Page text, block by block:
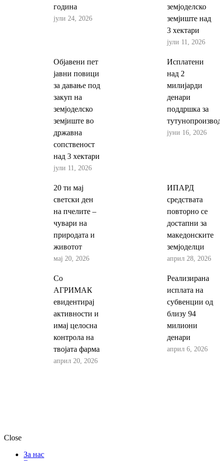
година
јули 24, 2026
земјоделско
земјиште над
3 хектари
јули 11, 2026
Објавени пет
јавни повици
за давање под
закуп на
земјоделско
земјиште во
државна
сопственост
над 3 хектари
јули 11, 2026
Исплатени
над 2
милијарди
денари
поддршка за
јуни 16, 2026
20 ти мај
светски ден
на пчелите –
чувари на
природата и
животот
мај 20, 2026
ИПАРД
средствата
повторно се
достапни за
македонските
земјоделци
април 28, 2026
Со
АГРИМАК
евидентирај
активности и
имај целосна
контрола на
твојата фарма
април 20, 2026
Реализирана
исплата на
субвенции од
близу 94
милиони
денари
април 6, 2026
Close
За нас